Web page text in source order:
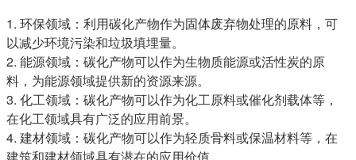
1. 环保领域：利用碳化产物作为固体废弃物处理的原料，可
以减少环境污染和垃圾填埋量。
2. 能源领域：碳化产物可以作为生物质能源或活性炭的原
料，为能源领域提供新的资源来源。
3. 化工领域：碳化产物可以作为化工原料或催化剂载体等，
在化工领域具有广泛的应用前景。
4. 建材领域：碳化产物可以作为轻质骨料或保温材料等，在
建筑和建材领域具有潜在的应用价值。